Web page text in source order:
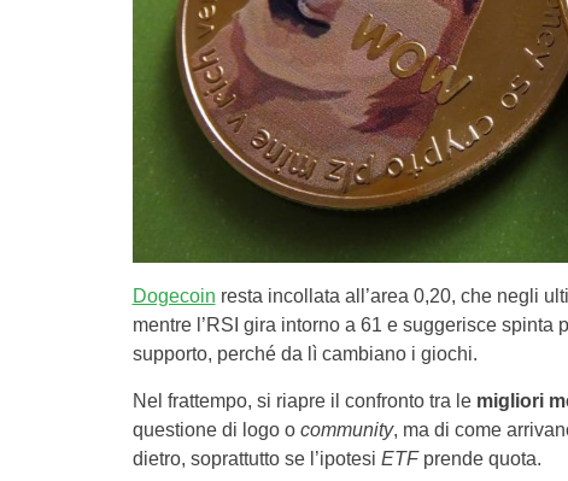
Dogecoin resta incollata all’area 0,20, che negli
mentre l’RSI gira intorno a 61 e suggerisce
supporto, perché da lì cambiano i giochi.
Nel frattempo, si riapre il confronto tra le migliori
questione di logo o community, ma di come
dietro, soprattutto se l’ipotesi ETFprende quota.